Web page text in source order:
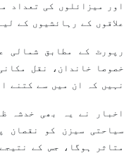
اور میزائلوں کی تعداد
علاقوں کے رہائشیوں کے
رپورٹ کے مطابق شمالی
خصوصا خاندان، نقل
نہیں کہ ان میں سے کتنے
اخبار نے یہ بھی خدشہ
سیاحتی سیزن کو نقصان
متاثر ہوگا، جس کے